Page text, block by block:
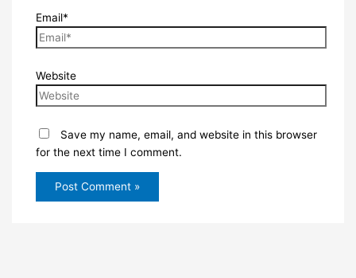
Email*
Website
Save my name, email, and website in this browser
for the next time I comment.